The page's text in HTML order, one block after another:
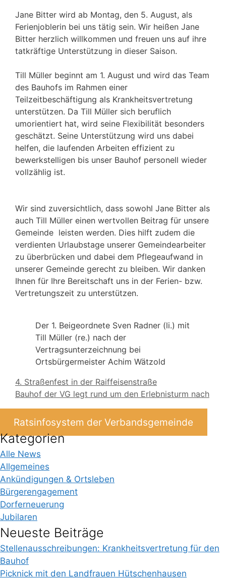
Jane Bitter wird ab Montag, den 5. August, als
Ferienjoblerin bei uns tätig sein. Wir heißen Jane
Bitter herzlich willkommen und freuen uns auf ihre
tatkräftige Unterstützung in dieser Saison.
Till Müller beginnt am 1. August und wird das Team
des Bauhofs im Rahmen einer
Teilzeitbeschäftigung als Krankheitsvertretung
unterstützen. Da Till Müller sich beruflich
umorientiert hat, wird seine Flexibilität besonders
geschätzt. Seine Unterstützung wird uns dabei
helfen, die laufenden Arbeiten effizient zu
bewerkstelligen bis unser Bauhof personell wieder
vollzählig ist.
Wir sind zuversichtlich, dass sowohl Jane Bitter als
auch Till Müller einen wertvollen Beitrag für unsere
Gemeinde leisten werden. Dies hilft zudem die
verdienten Urlaubstage unserer Gemeindearbeiter
zu überbrücken und dabei dem Pflegeaufwand in
unserer Gemeinde gerecht zu bleiben. Wir danken
Ihnen für Ihre Bereitschaft uns in der Ferien- bzw.
Vertretungszeit zu unterstützen.
Der 1. Beigeordnete Sven Radner (li.) mit
Till Müller (re.) nach der
Vertragsunterzeichnung bei
Ortsbürgermeister Achim Wätzold
4. Straßenfest in der Raiffeisenstraße
Bauhof der VG legt rund um den Erlebnisturm nach
Ratsinfosystem der Verbandsgemeinde
Kategorien
Alle News
Allgemeines
Ankündigungen & Ortsleben
Bürgerengagement
Dorferneuerung
Jubilaren
Neueste Beiträge
Stellenausschreibungen: Krankheitsvertretung für den
Bauhof
Picknick mit den Landfrauen Hütschenhausen